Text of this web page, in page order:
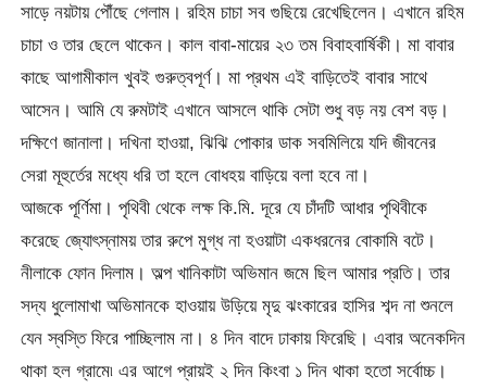
সাড়ে নয়টায় পৌঁছে গেলাম। রহিম চাচা সব গুছিয়ে রেখেছিলেন। এখানে রহিম
চাচা ও তার ছেলে থাকেন। কাল বাবা-মায়ের ২৩ তম বিবাহবার্ষিকী। মা বাবার
কাছে আগামীকাল খুবই গুরুত্বপূর্ণ। মা প্রথম এই বাড়িতেই বাবার সাথে
আসেন। আমি যে রুমটাই এখানে আসলে থাকি সেটা শুধু বড় নয় বেশ বড়।
দক্ষিণে জানালা। দখিনা হাওয়া, ঝিঝি পোকার ডাক সবমিলিয়ে যদি জীবনের
সেরা মূহুর্তের মধ্যে ধরি তা হলে বোধহয় বাড়িয়ে বলা হবে না।
আজকে পূর্ণিমা। পৃথিবী থেকে লক্ষ কি.মি. দূরে যে চাঁদটি আধার পৃথিবীকে
করেছে জ্যোৎস্নাময় তার রুপে মুগ্ধ না হওয়াটা একধরনের বোকামি বটে।
নীলাকে ফোন দিলাম। অল্প খানিকাটা অভিমান জমে ছিল আমার প্রতি। তার
সদ্য ধুলোমাখা অভিমানকে হাওয়ায় উড়িয়ে মৃদু ঝংকারের হাসির শব্দ না শুনলে
যেন স্বস্তি ফিরে পাচ্ছিলাম না। ৪ দিন বাদে ঢাকায় ফিরেছি। এবার অনেকদিন
থাকা হল গ্রামে৷ এর আগে প্রায়ই ২ দিন কিংবা ১ দিন থাকা হতো সর্বোচ্চ।